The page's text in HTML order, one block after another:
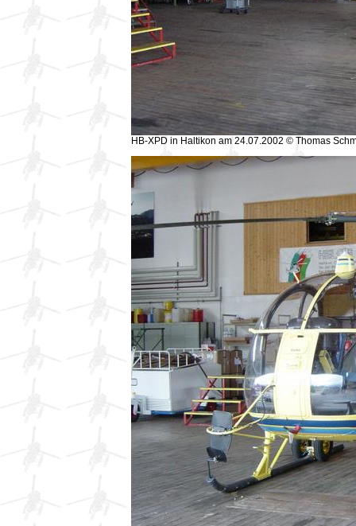
HB-XPD in Haltikon am 24.07.2002 © Thomas